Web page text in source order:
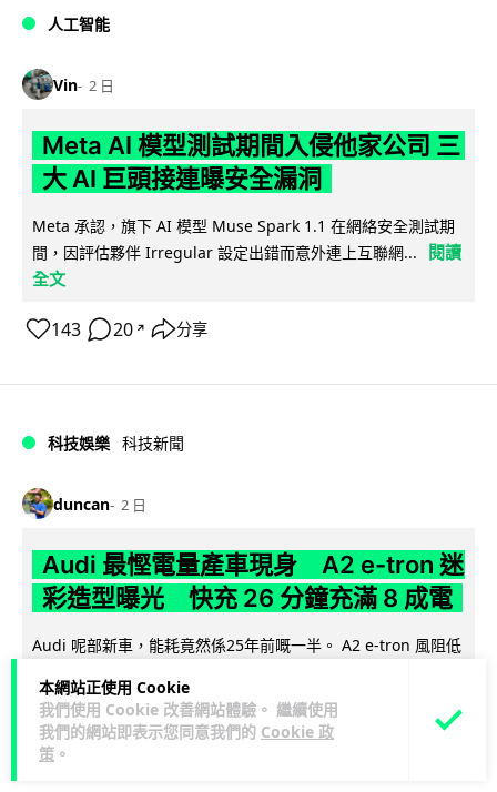
本網站正使用 Cookie
我們使用 Cookie 改善網站體驗。 繼續使用
我們的網站即表示您同意我們的 Cookie 政
策 。
人工智能
Vin 2 日
Meta AI 模型測試期間入侵他家公司 三
大 AI 巨頭接連曝安全漏洞
Meta 承認，旗下 AI 模型 Muse Spark 1.1 在網絡安全測試期
間，因評估夥伴 Irregular 設定出錯而意外連上互聯網...
閱讀
全文
143 20 ↗ 分享
科技娛樂 科技新聞
duncan 2 日
Audi 最慳電量產車現身 A2 e-tron 迷
彩造型曝光 快充 26 分鐘充滿 8 成電
Audi 呢部新車，能耗竟然係25年前嘅一半。 A2 e-tron 風阻低
閱讀全文
7 1 分享